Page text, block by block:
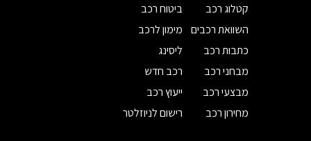
קטלוג רכב
השוואת רכבים
כתבות רכב
מבחני רכב
מבצעי רכב
מחירון רכב
ביטוח רכב
מימון לרכב
ליסינג
רכב חדש
ייעוץ רכב
רישום לניוזלטר